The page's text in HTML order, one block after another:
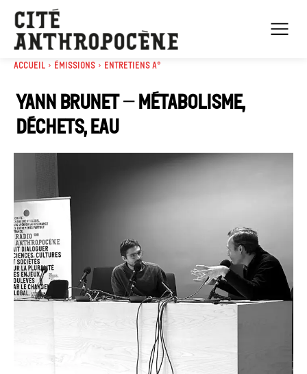
Accueil Émissions Entretiens A°
Yann Brunet – métabolisme,
déchets, eau